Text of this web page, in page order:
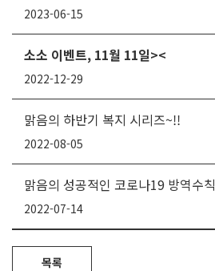
2023-06-15
소소 이벤트, 11월 11일><
2022-12-29
맑음의 하반기 복지 시리즈~!!
2022-08-05
맑음의 성공적인 코로나19 방역수칙
2022-07-14
목록